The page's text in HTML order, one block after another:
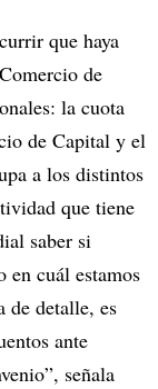
que haya
de
la cuota
de Capital y el
a los distintos
que tiene
saber si
en cuál estamos
de detalle, es
ante
señala